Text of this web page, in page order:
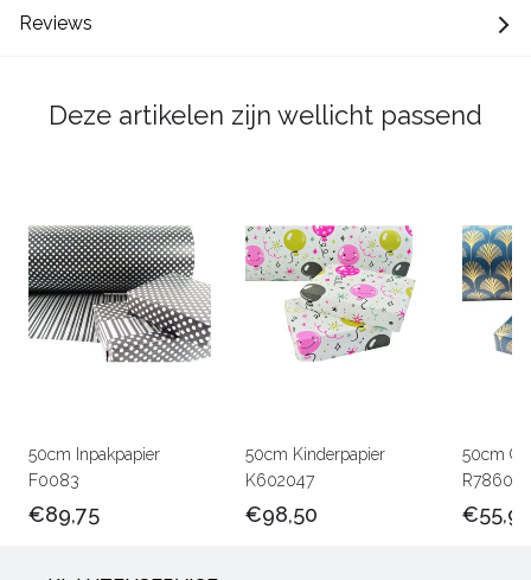
Reviews
Deze artikelen zijn wellicht passend
50cm Inpakpapier
F0083
€89,75
50cm Kinderpapier
K602047
€98,50
50cm